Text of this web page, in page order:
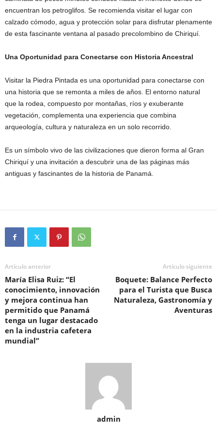
encuentran los petroglifos. Se recomienda visitar el lugar con
calzado cómodo, agua y protección solar para disfrutar plenamente
de esta fascinante ventana al pasado precolombino de Chiriquí.
Una Oportunidad para Conectarse con Historia Ancestral
Visitar la Piedra Pintada es una oportunidad para conectarse con
una historia que se remonta a miles de años. El entorno natural
que la rodea, compuesto por montañas, ríos y exuberante
vegetación, complementa una experiencia que combina
arqueología, cultura y naturaleza en un solo recorrido.
Es un símbolo vivo de las civilizaciones que dieron forma al Gran
Chiriquí y una invitación a descubrir una de las páginas más
antiguas y fascinantes de la historia de Panamá.
Artículo anterior
María Elisa Ruiz: “El
conocimiento, innovación
y mejora continua han
permitido que Panamá
tenga un lugar destacado
en la industria cafetera
mundial”
Artículo siguiente
Boquete: Balance Perfecto
para el Turista que Busca
Naturaleza, Gastronomía y
Aventuras
admin